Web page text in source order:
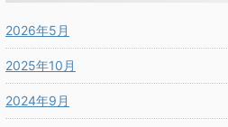
2026年5月
2025年10月
2024年9月